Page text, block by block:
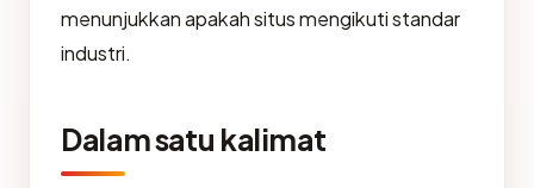
menunjukkan apakah situs mengikuti standar
industri.
Dalam satu kalimat